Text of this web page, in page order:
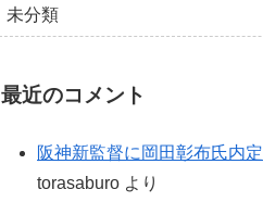
未分類
最近のコメント
阪神新監督に岡田彰布氏内定
torasaburo より